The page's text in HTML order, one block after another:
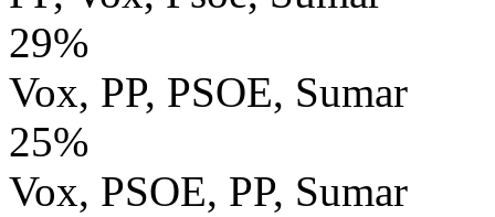
29%
Vox, PP, PSOE, Sumar
25%
Vox, PSOE, PP, Sumar